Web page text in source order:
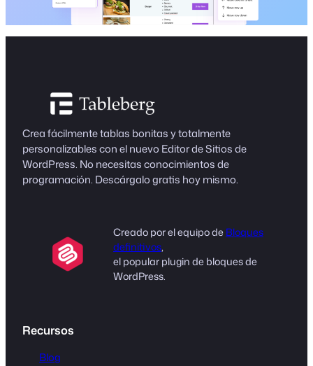
Crea fácilmente tablas bonitas y totalmente
personalizables con el nuevo Editor de Sitios de
WordPress. No necesitas conocimientos de
programación. Descárgalo gratis hoy mismo.
Creado por el equipo deBloques
definitivos,
el popular plugin de bloques de
WordPress.
Recursos
Blog